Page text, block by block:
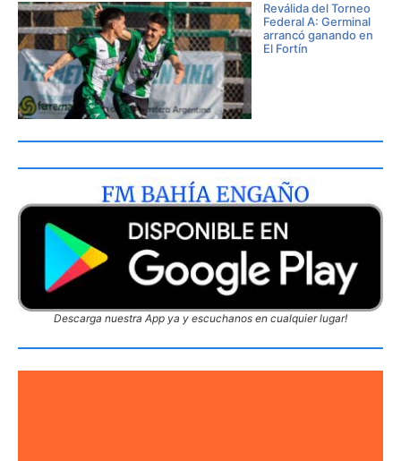
Reválida del Torneo
Federal A: Germinal
arrancó ganando en
El Fortín
Descarga nuestra App ya y escuchanos en cualquier lugar!